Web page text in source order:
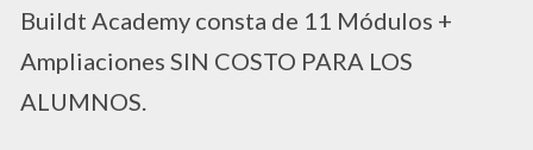
Buildt Academy consta de 11 Módulos +
Ampliaciones SIN COSTO PARA LOS
ALUMNOS.